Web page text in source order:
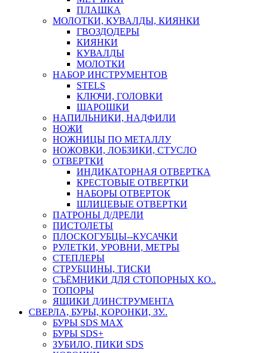
ПЛАШКА
МОЛОТКИ, КУВАЛДЫ, КИЯНКИ
ГВОЗДОДЕРЫ
КИЯНКИ
КУВАЛДЫ
МОЛОТКИ
НАБОР ИНСТРУМЕНТОВ
STELS
КЛЮЧИ, ГОЛОВКИ
ШАРОШКИ
НАПИЛЬНИКИ, НАДФИЛИ
НОЖИ
НОЖНИЦЫ ПО МЕТАЛЛУ
НОЖОВКИ, ЛОБЗИКИ, СТУСЛО
ОТВЕРТКИ
ИНДИКАТОРНАЯ ОТВЕРТКА
КРЕСТОВЫЕ ОТВЕРТКИ
НАБОРЫ ОТВЕРТОК
ШЛИЦЕВЫЕ ОТВЕРТКИ
ПАТРОНЫ Д/ДРЕЛИ
ПИСТОЛЕТЫ
ПЛОСКОГУБЦЫ--КУСАЧКИ
РУЛЕТКИ, УРОВНИ, МЕТРЫ
СТЕПЛЕРЫ
СТРУБЦИНЫ, ТИСКИ
СЪЁМНИКИ ДЛЯ СТОПОРНЫХ КО..
ТОПОРЫ
ЯЩИКИ Д/ИНСТРУМЕНТА
СВЕРЛА, БУРЫ, КОРОНКИ, ЗУ..
БУРЫ SDS MAX
БУРЫ SDS+
ЗУБИЛО, ПИКИ SDS